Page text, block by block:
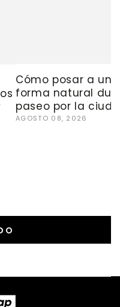
Cómo posar a un
forma natural
paseo por la
AGOSTO 08, 2026